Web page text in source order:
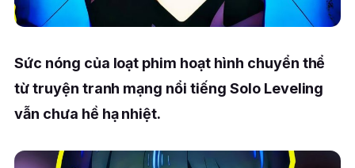
Sức nóng của loạt phim hoạt hình chuyển thể
từ truyện tranh mạng nổi tiếng Solo Leveling
vẫn chưa hề hạ nhiệt.